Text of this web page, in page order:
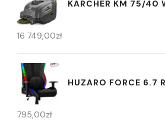
KARCHER KM 75/
16 749,00zł
HUZARO FORCE 6.7
795,00zł